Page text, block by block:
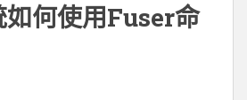
何使用Fuser命